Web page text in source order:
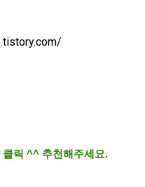
클릭 ^^ 추천해주세요.